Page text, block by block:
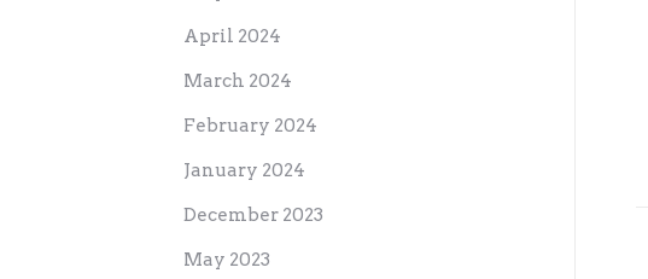
April 2024
March 2024
February 2024
January 2024
December 2023
May 2023